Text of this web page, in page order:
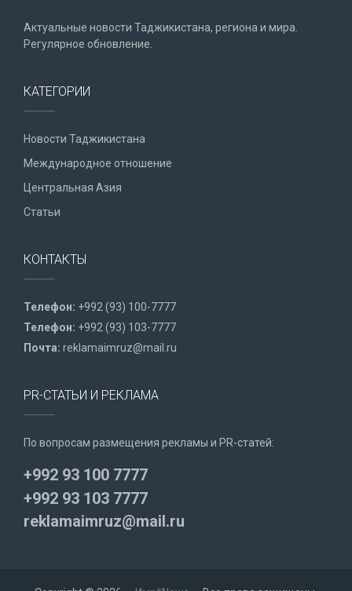
Актуальные новости Таджикистана, региона и мира.
Регулярное обновление.
КАТЕГОРИИ
Новости Таджикистана
Международное отношение
Центральная Азия
Статьи
КОНТАКТЫ
Телефон: +992 (93) 100-7777
Телефон: +992 (93) 103-7777
Почта: reklamaimruz@mail.ru
PR-СТАТЬИ И РЕКЛАМА
По вопросам размещения рекламы и PR-статей:
+992 93 100 7777
+992 93 103 7777
reklamaimruz@mail.ru